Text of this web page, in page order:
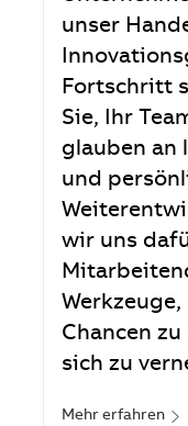
unser
Fortschritt
Sie, Ihr
glauben an
und
wir uns
Chancen
sich zu
Mehr erfahren